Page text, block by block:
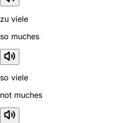
zu viele
so muches
so viele
not muches